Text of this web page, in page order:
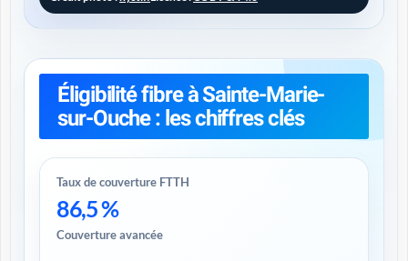
Éligibilité fibre à Sainte-Marie-
sur-Ouche : les chiffres clés
Taux de couverture FTTH
86,5 %
Couverture avancée